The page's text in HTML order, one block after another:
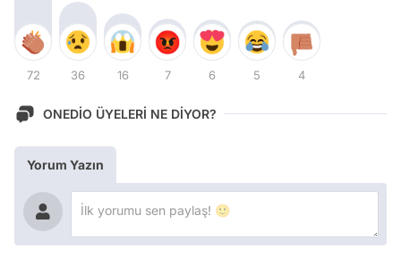
72 36 16 7 6 5 4
ONEDİO ÜYELERİ NE DİYOR?
Yorum Yazın